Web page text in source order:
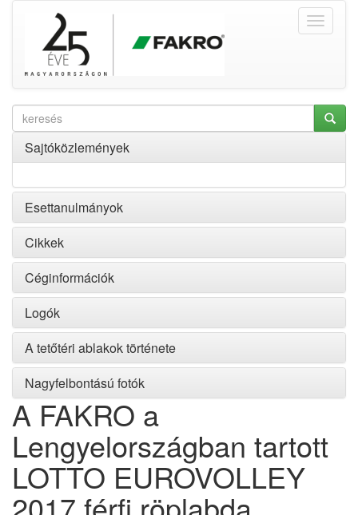
Sajtóközlemények
Esettanulmányok
Cikkek
Céginformációk
Logók
A tetőtéri ablakok története
Nagyfelbontású fotók
A FAKRO a
Lengyelországban tartott
LOTTO EUROVOLLEY